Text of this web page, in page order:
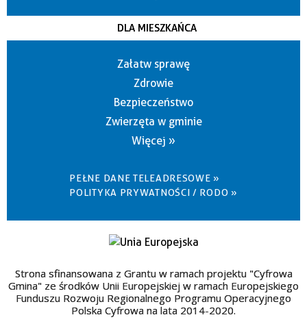
DLA MIESZKAŃCA
Załatw sprawę
Zdrowie
Bezpieczeństwo
Zwierzęta w gminie
Więcej »
PEŁNE DANE TELEADRESOWE »
POLITYKA PRYWATNOŚCI / RODO »
Strona sfinansowana z Grantu w ramach projektu "Cyfrowa
Gmina" ze środków Unii Europejskiej w ramach Europejskiego
Funduszu Rozwoju Regionalnego Programu Operacyjnego
Polska Cyfrowa na lata 2014-2020.